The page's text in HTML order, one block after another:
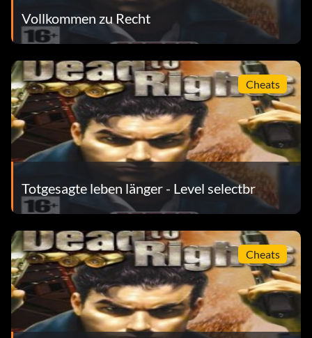
Vollkommen zu Recht
Cheats
Totgesagte leben länger - Level selectbr
Cheats